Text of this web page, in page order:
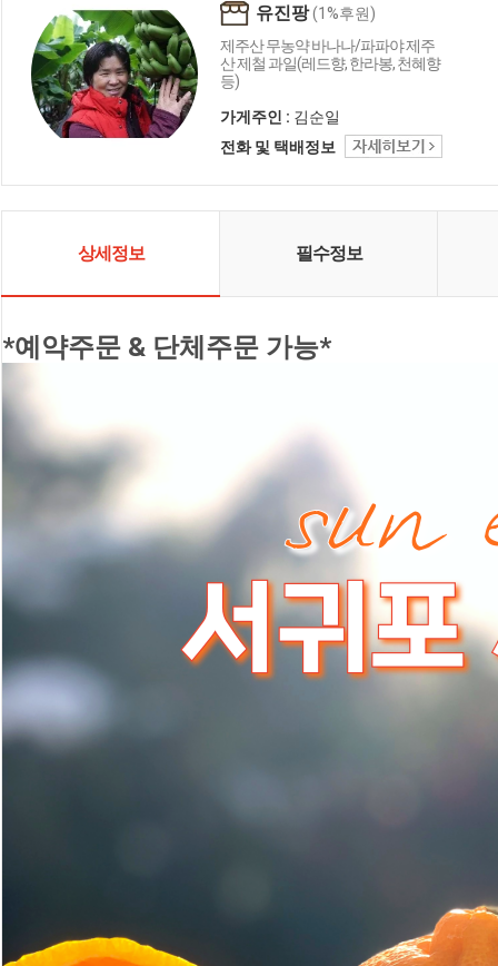
유진팡(1%후원)
제주산 무농약 바나나/파파야 제주
산 제철 과일(레드향, 한라봉, 천혜향
등)
가게주인 : 김순일
전화 및 택배정보
상세정보 필수정보
*예약주문 & 단체주문 가능*